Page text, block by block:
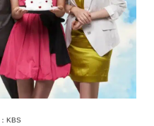
KBS